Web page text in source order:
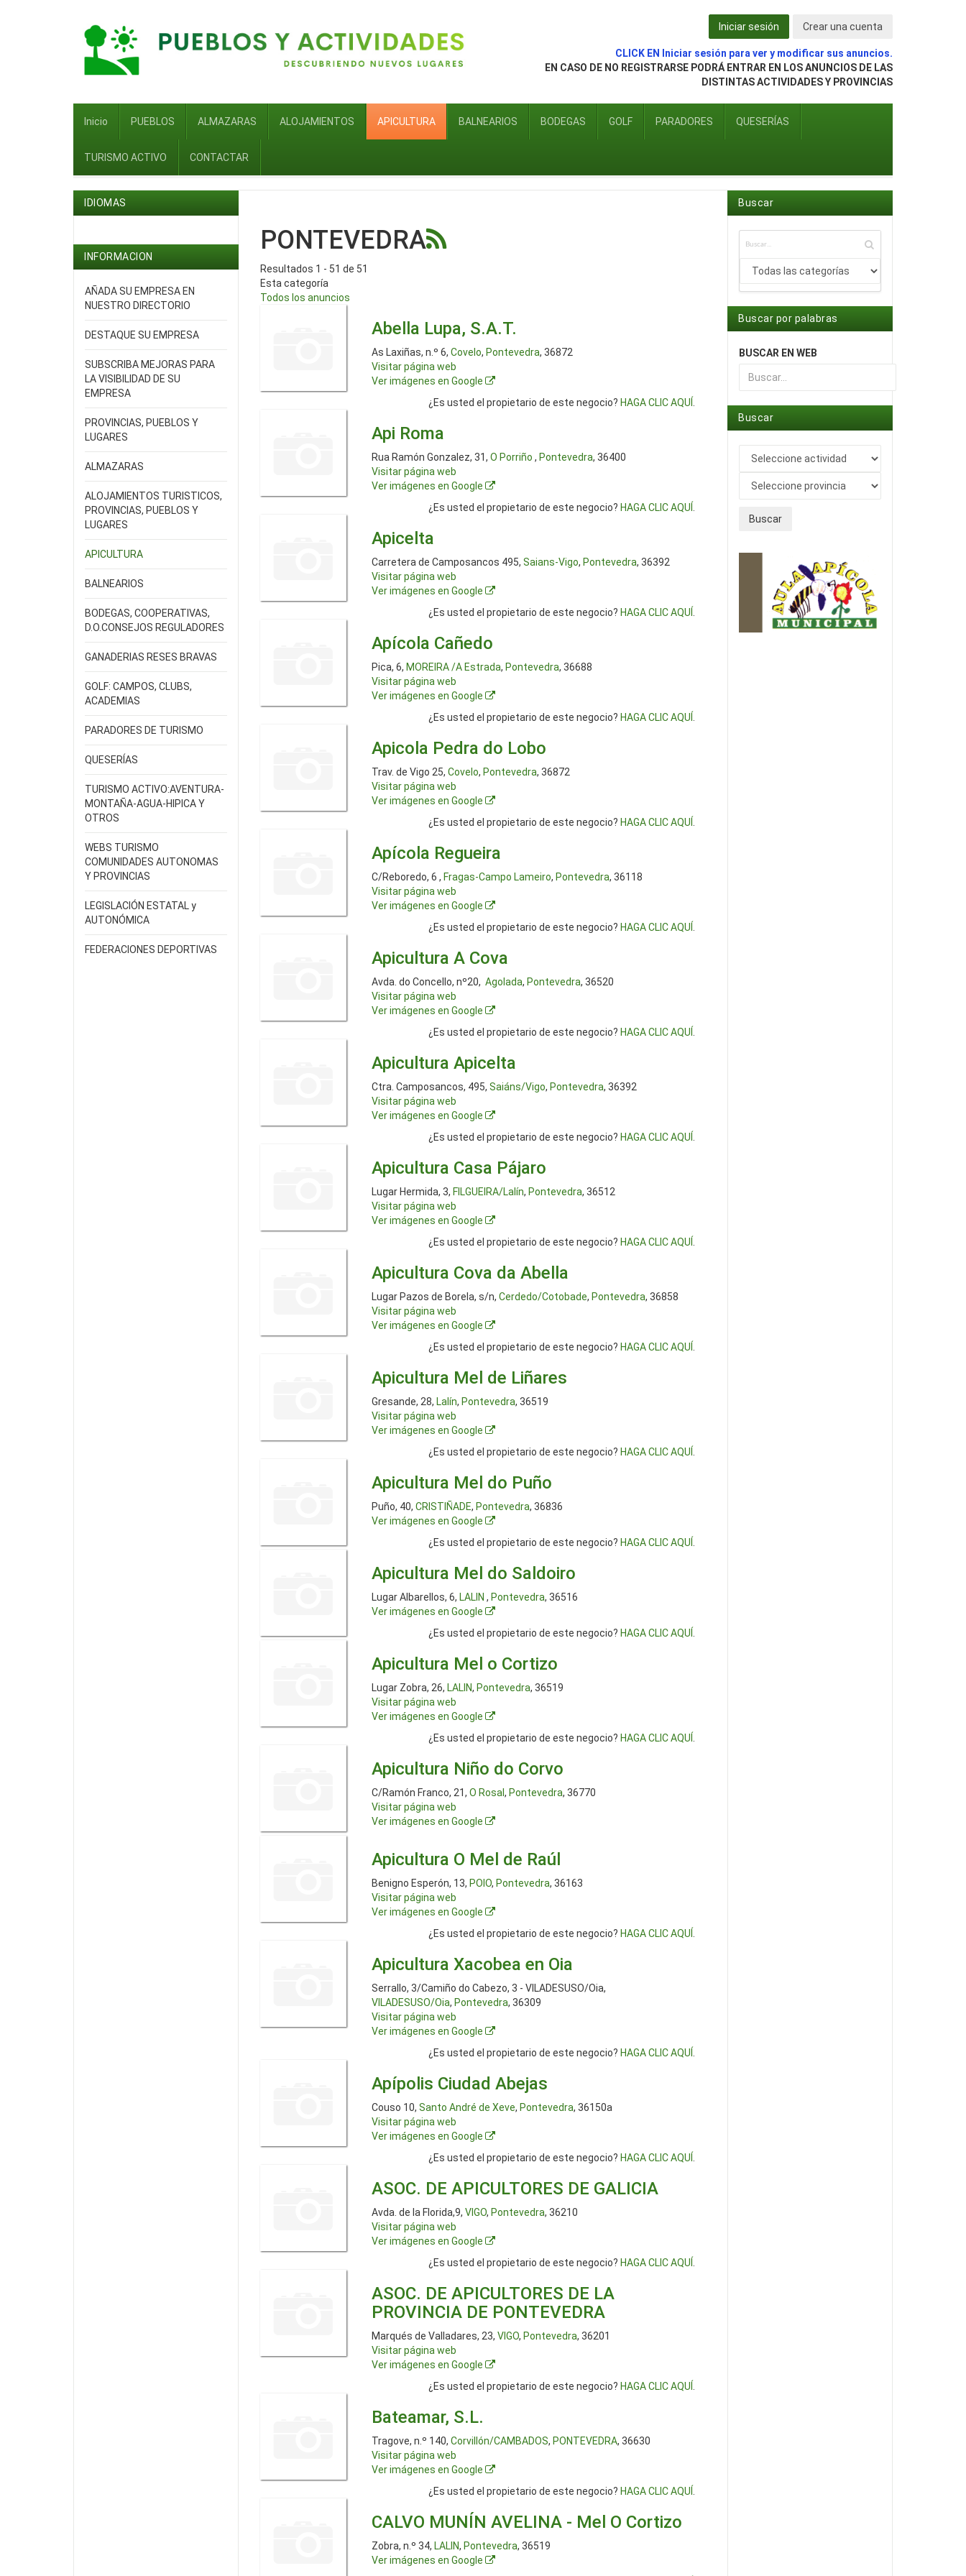
Crear una cuenta
Iniciar sesión
CLICK EN Iniciar sesión para ver y modificar sus anuncios.
EN CASO DE NO REGISTRARSE PODRÁ ENTRAR EN LOS ANUNCIOS DE LAS
DISTINTAS ACTIVIDADES Y PROVINCIAS
Inicio PUEBLOS ALMAZARAS ALOJAMIENTOS APICULTURA BALNEARIOS BODEGAS GOLF PARADORES QUESERÍAS
TURISMO ACTIVO CONTACTAR
PONTEVEDRA
Resultados 1 - 51 de 51
Esta categoría
Todos los anuncios
Abella Lupa, S.A.T.
As Laxiñas, n.º 6, Covelo, Pontevedra, 36872
Visitar página web
Ver imágenes en Google
¿Es usted el propietario de este negocio? HAGA CLIC AQUÍ
Api Roma
Rua Ramón Gonzalez, 31, O Porriño , Pontevedra, 36400
Visitar página web
Ver imágenes en Google
¿Es usted el propietario de este negocio? HAGA CLIC AQUÍ
Apicelta
Carretera de Camposancos 495, Saians-Vigo, Pontevedra, 36392
Visitar página web
Ver imágenes en Google
¿Es usted el propietario de este negocio? HAGA CLIC AQUÍ
Apícola Cañedo
Pica, 6, MOREIRA /A Estrada, Pontevedra, 36688
Visitar página web
Ver imágenes en Google
¿Es usted el propietario de este negocio? HAGA CLIC AQUÍ
Apicola Pedra do Lobo
Trav. de Vigo 25, Covelo, Pontevedra, 36872
Visitar página web
Ver imágenes en Google
¿Es usted el propietario de este negocio? HAGA CLIC AQUÍ
Apícola Regueira
C/Reboredo, 6 , Fragas-Campo Lameiro, Pontevedra, 36118
Visitar página web
Ver imágenes en Google
¿Es usted el propietario de este negocio? HAGA CLIC AQUÍ
Apicultura A Cova
Avda. do Concello, nº20, Agolada, Pontevedra, 36520
Visitar página web
Ver imágenes en Google
¿Es usted el propietario de este negocio? HAGA CLIC AQUÍ
Apicultura Apicelta
Ctra. Camposancos, 495, Saiáns/Vigo, Pontevedra, 36392
Visitar página web
Ver imágenes en Google
¿Es usted el propietario de este negocio? HAGA CLIC AQUÍ
Apicultura Casa Pájaro
Lugar Hermida, 3, FILGUEIRA/Lalín, Pontevedra, 36512
Visitar página web
Ver imágenes en Google
¿Es usted el propietario de este negocio? HAGA CLIC AQUÍ
Apicultura Cova da Abella
Lugar Pazos de Borela, s/n, Cerdedo/Cotobade, Pontevedra, 36858
Visitar página web
Ver imágenes en Google
¿Es usted el propietario de este negocio? HAGA CLIC AQUÍ
Apicultura Mel de Liñares
Gresande, 28, Lalín, Pontevedra, 36519
Visitar página web
Ver imágenes en Google
¿Es usted el propietario de este negocio? HAGA CLIC AQUÍ
Apicultura Mel do Puño
Puño, 40, CRISTIÑADE, Pontevedra, 36836
Ver imágenes en Google
¿Es usted el propietario de este negocio? HAGA CLIC AQUÍ
Apicultura Mel do Saldoiro
Lugar Albarellos, 6, LALIN , Pontevedra, 36516
Ver imágenes en Google
¿Es usted el propietario de este negocio? HAGA CLIC AQUÍ
Apicultura Mel o Cortizo
Lugar Zobra, 26, LALIN, Pontevedra, 36519
Visitar página web
Ver imágenes en Google
¿Es usted el propietario de este negocio? HAGA CLIC AQUÍ
Apicultura Niño do Corvo
C/Ramón Franco, 21, O Rosal , Pontevedra, 36770
Visitar página web
Ver imágenes en Google
Apicultura O Mel de Raúl
Benigno Esperón, 13, POIO, Pontevedra, 36163
Visitar página web
Ver imágenes en Google
¿Es usted el propietario de este negocio? HAGA CLIC AQUÍ
Apicultura Xacobea en Oia
Serrallo, 3/Camiño do Cabezo, 3 - VILADESUSO/Oia,
VILADESUSO/Oia, Pontevedra, 36309
Visitar página web
Ver imágenes en Google
¿Es usted el propietario de este negocio? HAGA CLIC AQUÍ
Apípolis Ciudad Abejas
Couso 10, Santo André de Xeve, Pontevedra, 36150a
Visitar página web
Ver imágenes en Google
¿Es usted el propietario de este negocio? HAGA CLIC AQUÍ
ASOC. DE APICULTORES DE GALICIA
Avda. de la Florida,9, VIGO, Pontevedra, 36210
Visitar página web
Ver imágenes en Google
¿Es usted el propietario de este negocio? HAGA CLIC AQUÍ
ASOC. DE APICULTORES DE LA
PROVINCIA DE PONTEVEDRA
Marqués de Valladares, 23, VIGO, Pontevedra, 36201
Visitar página web
Ver imágenes en Google
¿Es usted el propietario de este negocio? HAGA CLIC AQUÍ
Bateamar, S.L.
Tragove, n.º 140, Corvillón/CAMBADOS, PONTEVEDRA, 36630
Visitar página web
Ver imágenes en Google
¿Es usted el propietario de este negocio? HAGA CLIC AQUÍ
CALVO MUNÍN AVELINA - Mel O Cortizo
Zobra, n.º 34, LALIN, Pontevedra, 36519
Ver imágenes en Google
IDIOMAS
INFORMACION
AÑADA SU EMPRESA EN
NUESTRO DIRECTORIO
DESTAQUE SU EMPRESA
SUBSCRIBA MEJORAS PARA
LA VISIBILIDAD DE SU
EMPRESA
PROVINCIAS, PUEBLOS Y
LUGARES
ALMAZARAS
ALOJAMIENTOS TURISTICOS,
PROVINCIAS, PUEBLOS Y
LUGARES
APICULTURA
BALNEARIOS
BODEGAS, COOPERATIVAS,
D.O.CONSEJOS REGULADORES
GANADERIAS RESES BRAVAS
GOLF: CAMPOS, CLUBS,
ACADEMIAS
PARADORES DE TURISMO
QUESERÍAS
TURISMO ACTIVO:AVENTURA-
MONTAÑA-AGUA-HIPICA Y
OTROS
WEBS TURISMO
COMUNIDADES AUTONOMAS
Y PROVINCIAS
LEGISLACIÓN ESTATAL y
AUTONÓMICA
FEDERACIONES DEPORTIVAS
Buscar
Buscar por palabras
BUSCAR EN WEB
Buscar
Buscar